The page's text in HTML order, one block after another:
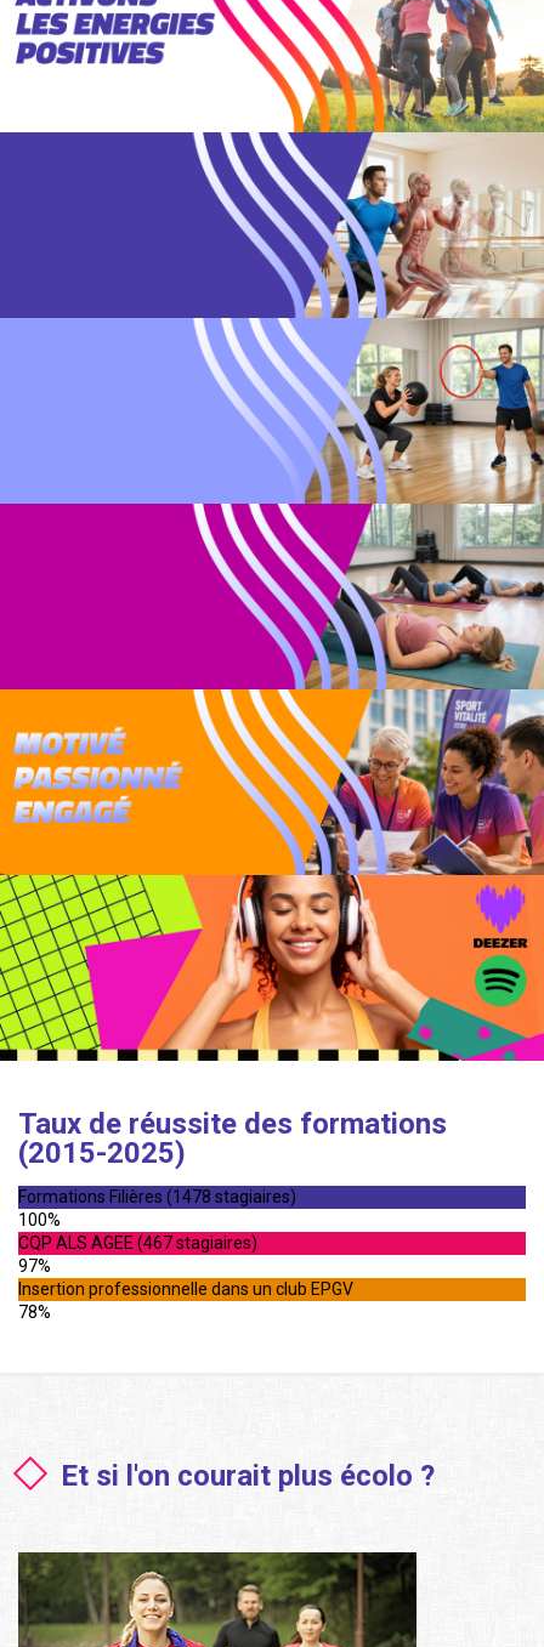
Taux de réussite des formations
(2015-2025)
Formations Filières (1478 stagiaires)
100%
CQP ALS AGEE (467 stagiaires)
97%
Insertion professionnelle dans un club EPGV
78%
Et si l'on courait plus écolo ?